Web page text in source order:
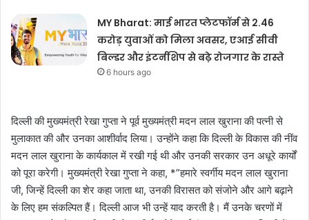
MY Bharat: माई भारत प्लेटफॉर्म से 2.46
करोड़ युवाओं को मिला अवसर, एआई सीवी
बिल्डर और इंटर्नशिप से बढ़े रोजगार के रास्ते
6 hours ago
दिल्ली की मुख्यमंत्री रेखा गुप्ता ने पूर्व मुख्यमंत्री मदन लाल खुराना की पत्नी से
मुलाकात की और उनका आशीर्वाद लिया। उन्होंने कहा कि दिल्ली के विकास की नींव
मदन लाल खुराना के कार्यकाल में रखी गई थी और उनकी सरकार उन अधूरे कार्यों
को पूरा करेगी। मुख्यमंत्री रेखा गुप्ता ने कहा, *”हमारे स्वर्गीय मदन लाल खुराना
जी, जिन्हें दिल्ली का शेर कहा जाता था, उनकी विरासत को संजोने और आगे बढ़ाने
के लिए हम संकल्पित हैं। दिल्ली आज भी उन्हें याद करती है। मैं उनके चरणों में